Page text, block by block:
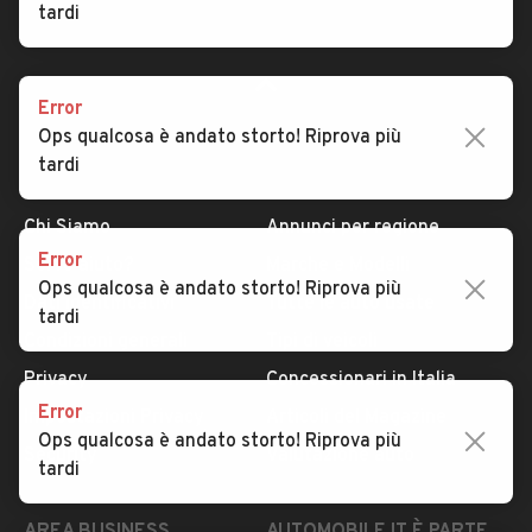
Chi Siamo
Serve aiuto?
Dati identificativi
Privacy
Impostazioni Privacy
Security
Annunci per regione
Tutte le auto usate
Concessionari in Italia
Valutazione auto
tardi
Error
Ops qualcosa è andato storto! Riprova più
tardi
Error
Ops qualcosa è andato storto! Riprova più
tardi
Error
Ops qualcosa è andato storto! Riprova più
tardi